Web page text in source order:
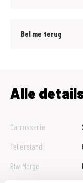
Bel me terug
Alle
Carrosserie
Tellerstand
Btw Marge